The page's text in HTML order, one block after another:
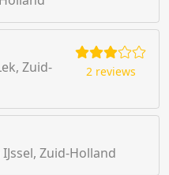
Zuid-
2 reviews
Zuid-Holland